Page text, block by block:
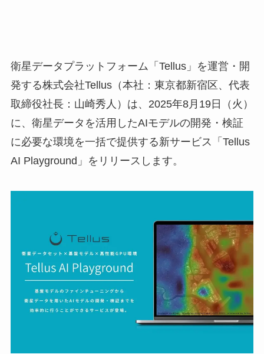
衛星データプラットフォーム「Tellus」を運営・開
発する株式会社Tellus（本社：東京都新宿区、代表
取締役社長：山崎秀人）は、2025年8月19日（火）
に、衛星データを活用したAIモデルの開発・検証
に必要な環境を一括で提供する新サービス「Tellus
AI Playground」をリリースします。